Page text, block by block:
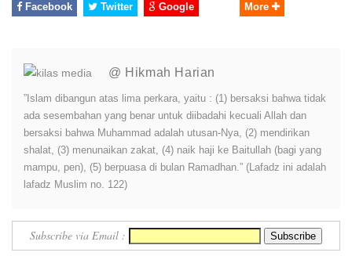
Facebook Twitter Google More
@ Hikmah Harian
”Islam dibangun atas lima perkara, yaitu : (1) bersaksi bahwa tidak
ada sesembahan yang benar untuk diibadahi kecuali Allah dan
bersaksi bahwa Muhammad adalah utusan-Nya, (2) mendirikan
shalat, (3) menunaikan zakat, (4) naik haji ke Baitullah (bagi yang
mampu, pen), (5) berpuasa di bulan Ramadhan.” (Lafadz ini adalah
lafadz Muslim no. 122)
Subscribe via Email :